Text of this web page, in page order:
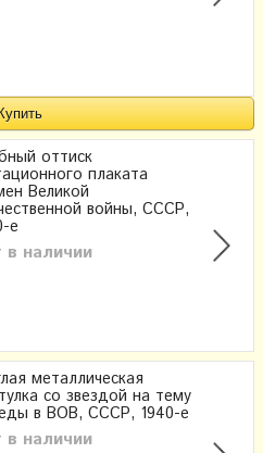
оттиск
плаката
Великой
войны, СССР,
е
в наличии
металлическая
со звездой на тему
в ВОВ, СССР, 1940-е
в наличии